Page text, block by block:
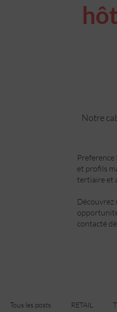
Notre
Preference
et profils
tertiaire et
Découvrez
contacté
Tous les posts RETAIL